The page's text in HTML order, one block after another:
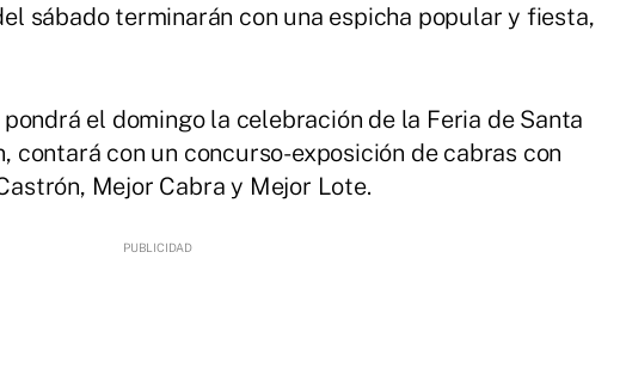
sábado terminarán con una espicha popular y fiesta,
el domingo la celebración de la Feria de Santa
contará con un concurso-exposición de cabras con
Mejor Cabra y Mejor Lote.